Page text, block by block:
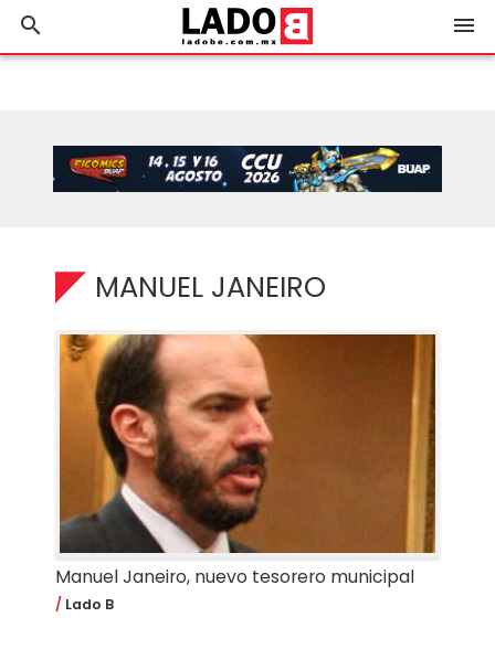
search menu
MANUEL JANEIRO
Manuel Janeiro, nuevo tesorero municipal
Lado B